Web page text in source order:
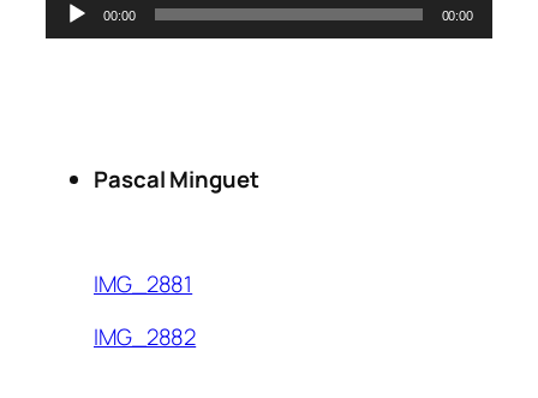
audio
00:00 00:00
Pascal Minguet
IMG_2881
IMG_2882